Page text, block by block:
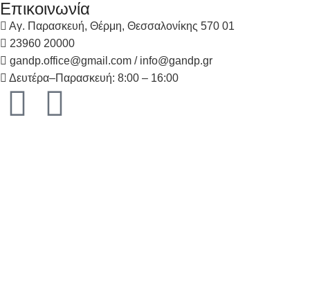
Επικοινωνία
Αγ. Παρασκευή, Θέρμη, Θεσσαλονίκης 570 01
23960 20000
gandp.office@gmail.com / info@gandp.gr
Δευτέρα–Παρασκευή: 8:00 – 16:00